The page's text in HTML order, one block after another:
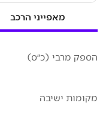
מאפייני הרכב
הספק מרבי (כ״ס)
מקומות ישיבה